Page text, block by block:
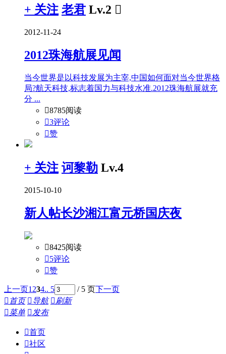
+ 关注 老君 Lv.2 
2012-11-24
2012珠海航展见闻
当今世界是以科技发展为主宰,中国如何面对当今世界格
局?航天科技,标志着国力与科技水准.2012珠海航展就充
分 ...
8785阅读
3评论
赞
+ 关注 诃黎勒 Lv.4
2015-10-10
新人帖长沙湘江富元桥国庆夜
8425阅读
5评论
赞
上一页1 234.. 5 / 5 页下一页
 首页 导航 刷新
菜单 发布
首页
社区